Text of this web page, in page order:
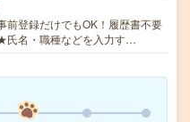
登録だけでもOK！履歴書不要
氏名・職種などを入力す…